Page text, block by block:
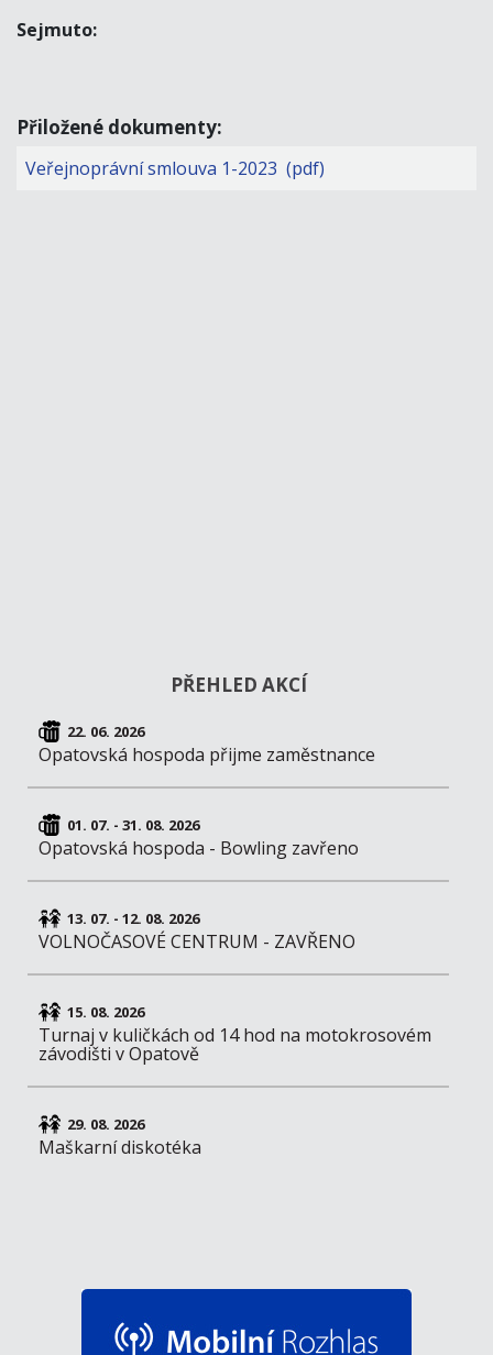
Sejmuto:
Přiložené dokumenty:
Veřejnoprávní smlouva 1-2023 (pdf)
PŘEHLED AKCÍ
22. 06. 2026
Opatovská hospoda přijme zaměstnance
01. 07. - 31. 08. 2026
Opatovská hospoda - Bowling zavřeno
13. 07. - 12. 08. 2026
VOLNOČASOVÉ CENTRUM - ZAVŘENO
15. 08. 2026
Turnaj v kuličkách od 14 hod na motokrosovém
závodišti v Opatově
29. 08. 2026
Maškarní diskotéka